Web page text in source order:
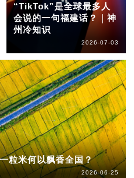
“TikTok”是全球最多人
会说的一句福建话？｜神
州冷知识
2026-07-03
粒米何以飘香全国？
2026-06-25